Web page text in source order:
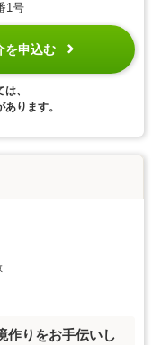
1号
を申込む
、
ります。
作りをお手伝いし